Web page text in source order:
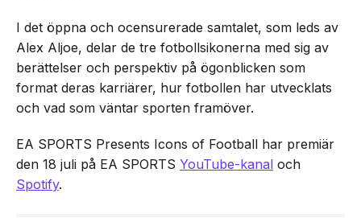
I det öppna och ocensurerade samtalet, som leds av
Alex Aljoe, delar de tre fotbollsikonerna med sig av
berättelser och perspektiv på ögonblicken som
format deras karriärer, hur fotbollen har utvecklats
och vad som väntar sporten framöver.
EA SPORTS Presents Icons of Football har premiär
den 18 juli på EA SPORTS YouTube-kanal och
Spotify.